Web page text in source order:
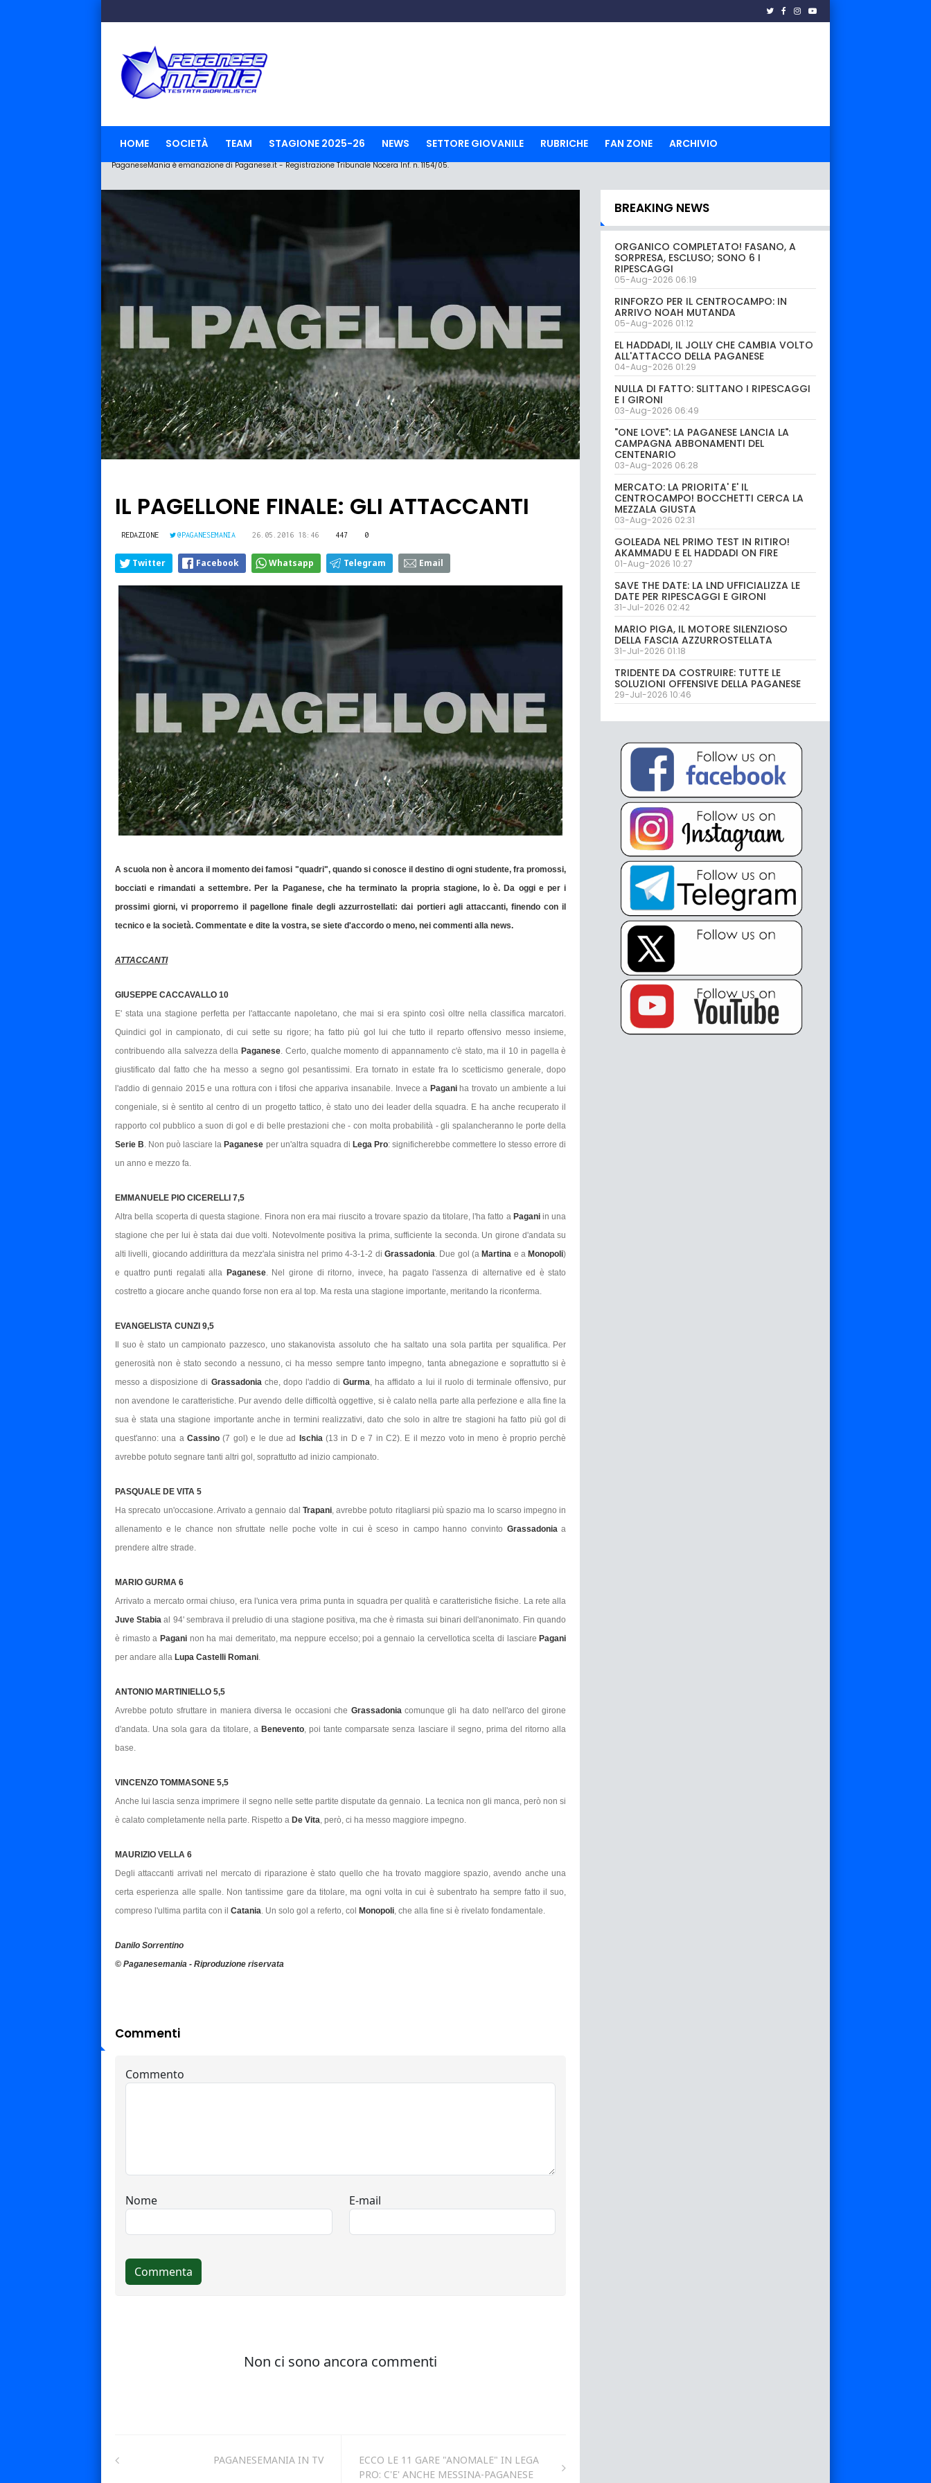
HOME SOCIETÀ TEAM STAGIONE 2025-26 NEWS SETTORE GIOVANILE RUBRICHE FAN ZONE ARCHIVIO
PaganeseMania è emanazione di Paganese.it - Registrazione Tribunale Nocera Inf. n. 1154/05.
IL PAGELLONE FINALE: GLI ATTACCANTI
REDAZIONE @PAGANESEMANIA 26.05.2016 18:46 447 0
Twitter Facebook Whatsapp Telegram Email
A scuola non è ancora il momento dei famosi "quadri", quando si conosce il destino di ogni studente, fra promossi,
bocciati e rimandati a settembre. Per la Paganese, che ha terminato la propria stagione, lo è. Da oggi e per i
prossimi giorni, vi proporremo il pagellone finale degli azzurrostellati: dai portieri agli attaccanti, finendo con il
tecnico e la società. Commentate e dite la vostra, se siete d'accordo o meno, nei commenti alla news.
ATTACCANTI
GIUSEPPE CACCAVALLO 10
E' stata una stagione perfetta per l'attaccante napoletano, che mai si era spinto così oltre nella classifica marcatori.
Quindici gol in campionato, di cui sette su rigore; ha fatto più gol lui che tutto il reparto offensivo messo insieme,
contribuendo alla salvezza dellaPaganese . Certo, qualche momento di appannamento c'è stato, ma il 10 in pagella è
giustificato dal fatto che ha messo a segno gol pesantissimi. Era tornato in estate fra lo scetticismo generale, dopo
l'addio di gennaio 2015 e una rottura con i tifosi che appariva insanabile. Invece a Paganiha trovato un ambiente a lui
congeniale, si è sentito al centro di un progetto tattico, è stato uno dei leader della squadra. E ha anche recuperato il
rapporto col pubblico a suon di gol e di belle prestazioni che - con molta probabilità - gli spalancheranno le porte della
Serie B . Non può lasciare laPaganese per un'altra squadra di Lega Pro: significherebbe commettere lo stesso errore di
un anno e mezzo fa.
EMMANUELE PIO CICERELLI 7,5
Altra bella scoperta di questa stagione. Finora non era mai riuscito a trovare spazio da titolare, l'ha fatto a Paganiin una
stagione che per lui è stata dai due volti. Notevolmente positiva la prima, sufficiente la seconda. Un girone d'andata su
alti livelli, giocando addirittura da mezz'ala sinistra nel primo 4-3-1-2 di Grassadonia . Due gol (aMartina e aMonopoli)
e quattro punti regalati alla Paganese. Nel girone di ritorno, invece, ha pagato l'assenza di alternative ed è stato
costretto a giocare anche quando forse non era al top. Ma resta una stagione importante, meritando la riconferma.
EVANGELISTA CUNZI 9,5
Il suo è stato un campionato pazzesco, uno stakanovista assoluto che ha saltato una sola partita per squalifica. Per
generosità non è stato secondo a nessuno, ci ha messo sempre tanto impegno, tanta abnegazione e soprattutto si è
messo a disposizione di Grassadonia che, dopo l'addio diGurma , ha affidato a lui il ruolo di terminale offensivo, pur
non avendone le caratteristiche. Pur avendo delle difficoltà oggettive, si è calato nella parte alla perfezione e alla fine la
sua è stata una stagione importante anche in termini realizzativi, dato che solo in altre tre stagioni ha fatto più gol di
quest'anno: una aCassino(7 gol) e le due ad Ischia (13 in D e 7 in C2). E il mezzo voto in meno è proprio perchè
avrebbe potuto segnare tanti altri gol, soprattutto ad inizio campionato.
PASQUALE DE VITA 5
Ha sprecato un'occasione. Arrivato a gennaio dal Trapani, avrebbe potuto ritagliarsi più spazio ma lo scarso impegno in
allenamento e le chance non sfruttate nelle poche volte in cui è sceso in campo hanno convinto Grassadoniaa
prendere altre strade.
MARIO GURMA 6
Arrivato a mercato ormai chiuso, era l'unica vera prima punta in squadra per qualità e caratteristiche fisiche. La rete alla
Juve Stabia al 94' sembrava il preludio di una stagione positiva, ma che è rimasta sui binari dell'anonimato. Fin quando
è rimasto a Pagani non ha mai demeritato, ma neppure eccelso; poi a gennaio la cervellotica scelta di lasciarePagani
per andare alla Lupa Castelli Romani
ANTONIO MARTINIELLO 5,5
Avrebbe potuto sfruttare in maniera diversa le occasioni che Grassadonia comunque gli ha dato nell'arco del girone
d'andata. Una sola gara da titolare, a Benevento, poi tante comparsate senza lasciare il segno, prima del ritorno alla
base.
VINCENZO TOMMASONE 5,5
Anche lui lascia senza imprimere il segno nelle sette partite disputate da gennaio. La tecnica non gli manca, però non si
è calato completamente nella parte. Rispetto a De Vita , però, ci ha messo maggiore impegno.
MAURIZIO VELLA 6
Degli attaccanti arrivati nel mercato di riparazione è stato quello che ha trovato maggiore spazio, avendo anche una
certa esperienza alle spalle. Non tantissime gare da titolare, ma ogni volta in cui è subentrato ha sempre fatto il suo,
compreso l'ultima partita con il Catania . Un solo gol a referto, col Monopoli , che alla fine si è rivelato fondamentale.
Danilo Sorrentino
© Paganesemania - Riproduzione riservata
Commenti
PAGANESEMANIA IN TV
ECCO LE 11 GARE "ANOMALE" IN LEGA
PRO: C'E' ANCHE MESSINA-PAGANESE
BREAKING NEWS
ORGANICO COMPLETATO! FASANO, A
SORPRESA, ESCLUSO; SONO 6 I
RIPESCAGGI
05-Aug-2026 06:19
RINFORZO PER IL CENTROCAMPO: IN
ARRIVO NOAH MUTANDA
05-Aug-2026 01:12
EL HADDADI, IL JOLLY CHE CAMBIA VOLTO
ALL'ATTACCO DELLA PAGANESE
04-Aug-2026 01:29
NULLA DI FATTO: SLITTANO I RIPESCAGGI
E I GIRONI
03-Aug-2026 06:49
"ONE LOVE": LA PAGANESE LANCIA LA
CAMPAGNA ABBONAMENTI DEL
CENTENARIO
03-Aug-2026 06:28
MERCATO: LA PRIORITA' E' IL
CENTROCAMPO! BOCCHETTI CERCA LA
MEZZALA GIUSTA
03-Aug-2026 02:31
GOLEADA NEL PRIMO TEST IN RITIRO!
AKAMMADU E EL HADDADI ON FIRE
01-Aug-2026 10:27
SAVE THE DATE: LA LND UFFICIALIZZA LE
DATE PER RIPESCAGGI E GIRONI
31-Jul-2026 02:42
MARIO PIGA, IL MOTORE SILENZIOSO
DELLA FASCIA AZZURROSTELLATA
31-Jul-2026 01:18
TRIDENTE DA COSTRUIRE: TUTTE LE
SOLUZIONI OFFENSIVE DELLA PAGANESE
29-Jul-2026 10:46